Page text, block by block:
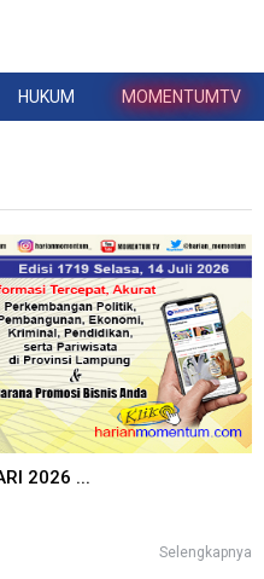
HUKUM MOMENTUMTV
2026 ...
Selengkapnya